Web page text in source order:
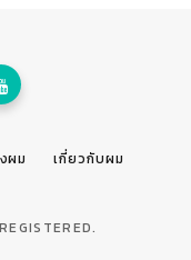
ผม เกี่ยวกับผม